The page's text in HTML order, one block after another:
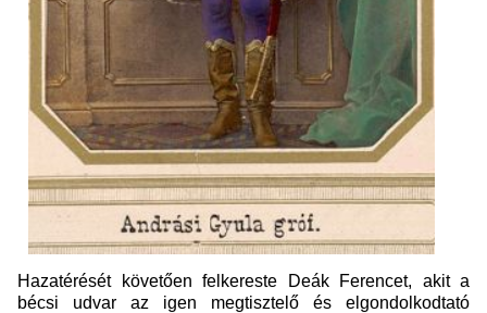
Hazatérését követően felkereste Deák Ferencet, akit a
bécsi udvar az igen megtisztelő és elgondolkodtató